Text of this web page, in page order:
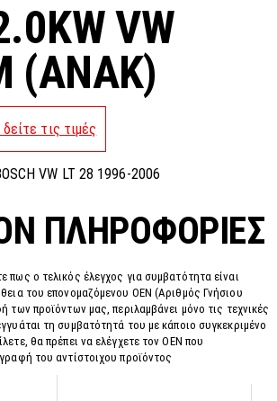
VW
(ANAK)
τις τιμές
VW LT 28 1996-2006
ΠΛΗΡΟΦΟΡΊΕΣ
πως ο τελικός έλεγχος για συμβατότητα είναι
του επονομαζόμενου OEN (Αριθμός Γνήσιου
των προϊόντων μας, περιλαμβάνει μόνο τις τεχνικές
τη συμβατότητά του με κάποιο συγκεκριμένο
θα πρέπει να ελέγχετε τον OEN που
του αντίστοιχου προϊόντος